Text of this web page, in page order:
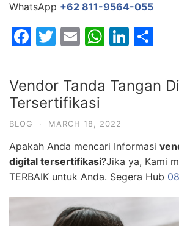
WhatsApp +62 811-9564-055
F
c
e
b
o
k
T
itt
er
E
ai
l
W
at
s
A
p
p
Li
e
ar
e
Vendor Tanda Tangan
Tersertifikasi
BLOG · MARCH 18, 2022
Apakah Anda mencari Informasi
digital tersertifikasi?Jika ya, Kami
TERBAIK untuk Anda. Segera Hub